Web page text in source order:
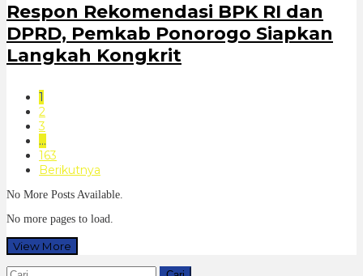
Respon Rekomendasi BPK RI dan
DPRD, Pemkab Ponorogo Siapkan
Langkah Kongkrit
1
2
3
…
163
Berikutnya
No More Posts Available.
No more pages to load.
View More
Cari